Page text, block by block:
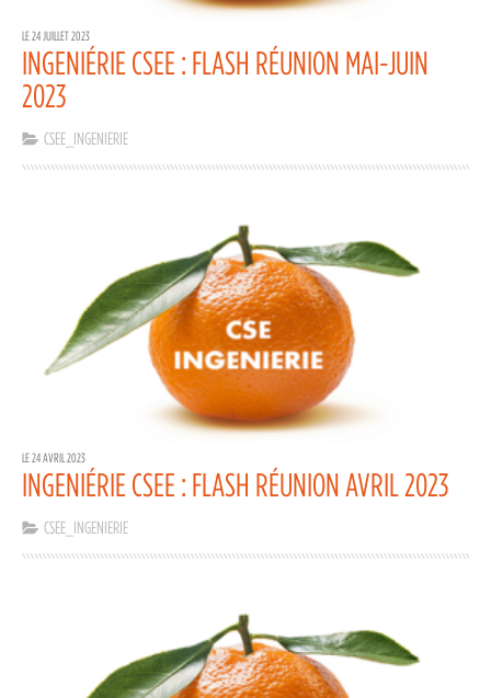
LE 24 JUILLET 2023
INGENIÉRIE CSEE : FLASH RÉUNION MAI-JUIN
2023
CSEE_INGENIERIE
LE 24 AVRIL 2023
INGENIÉRIE CSEE : FLASH RÉUNION AVRIL 2023
CSEE_INGENIERIE